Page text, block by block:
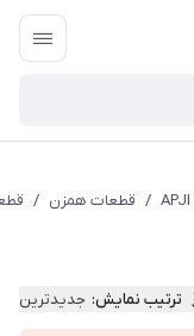
/ قطعات همزن /
ترتیب نمایش: جدیدترین